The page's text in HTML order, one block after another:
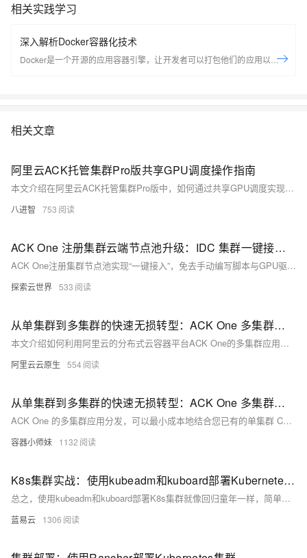
相关实践学习
深入解析Docker容器化技术
Docker是一个开源的应用容器引擎，让开发者可以打包他们的应用以及依
容器中并行运行和管理应用，获得更好的计算密度。企业利用Docker可以
Linux和Windows Server应用发布新功能。 在本套课程中，我们将全面的
开发的微服务应用。本课程由黑马程序员提供。 &nbsp; &nbsp; 相关的阿
里云产品：容器服务 ACK 容器服务 Kubernetes 版（简称 ACK）提供高
理。整合阿里云虚拟化、存储、网络和安全能力，打造云端最佳容器化应
用运行环境。 了解产品详情: https://www.aliyun.com/product/kubernetes
相关文章
阿里云ACK托管集群Pro版共享GPU调度操作指南
本文介绍在阿里云ACK托管集群Pro版中，如何通过共享GPU调度实现显存与算力的精细化分配，涵盖前提条件、使用限制、节点池配置及任务部署全流程，提升GPU资源利用率，适用于AI训练与推理场景。
八进智 753
ACK One 注册集群云端节点池升级：IDC 集群一键接入云端 GPU 算力，接入效率提升 80%
ACK One注册集群节点池实现“一键接入”，免去手动编写脚本与GPU驱动安装，支持自动扩缩容与多场景调度，大幅提升K8s集群管理效率。
探索云世界 533
从单集群到多集群的快速无损转型：ACK One 多集群应用分发
本文介绍如何利用阿里云的分布式云容器平台ACK One的多集群应用分发功能，结合云效CD能力，快速将单集群CD系统升级为多集群CD系统。通过增加分发策略（PropagationPolicy）和差异化策略（OverridePolicy），并修改单集群kubeconfig为舰队kubeconfig，可实现无损改造。该方案具备多地域多集群智能资源调度、重调度及故障迁移等能力，帮助用户提升业务效率与可靠性。
阿里云云原生 554
从单集群到多集群的快速无损转型：ACK One 多集群应用分发
ACK One 的多集群应用分发，可以最小成本地结合您已有的单集群 CD 系统，无需对原先应用资源 YAML 进行修改，即可快速构建成多集群的 CD 系统，并同时获得强大的多集群资源调度和分发的能力。
容器小师妹 1132
K8s集群实战：使用kubeadm和kuboard部署Kubernetes集群
总之，使用kubeadm和kuboard部署K8s集群就像回归童年一样，简单又有趣。不要忘记，技术是为人服务的，用K8s集群操控云端资源，我们不过是想在复杂的世界找寻简单。尽管部署过程可能遇到困难，但朝着简化复杂的目标，我们就能找到意义和乐趣。希望你也能利用这些工具，找到你的乐趣，满足你的需求。
蓝易云 1306